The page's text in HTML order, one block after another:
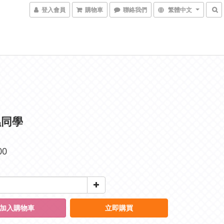
登入會員 購物車 聯絡我們 繁體中文
學
加入購物車 立即購買